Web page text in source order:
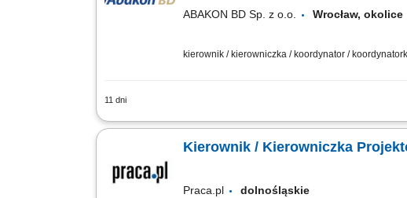
ABAKON BD Sp. z o.o. Wrocław,
kierownik / kierowniczka / koordynator /
11 dni
Co będzie należeć do Twoich obowiązków?
Kierownik / Kierowniczka
Praca.pl dolnośląskie